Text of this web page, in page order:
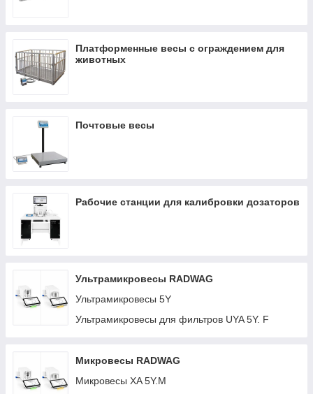
Платформенные весы с ограждением для
животных
Почтовые весы
Рабочие станции для калибровки дозаторов
Ультрамикровесы RADWAG
Ультрамикровесы 5Y
Ультрамикровесы для фильтров UYA 5Y. F
Микровесы RADWAG
Микровесы XA 5Y.M